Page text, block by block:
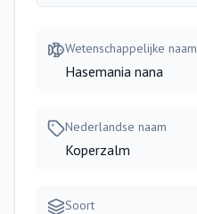
Wetenschappelijke naam
Hasemania nana
Nederlandse naam
Koperzalm
Soort